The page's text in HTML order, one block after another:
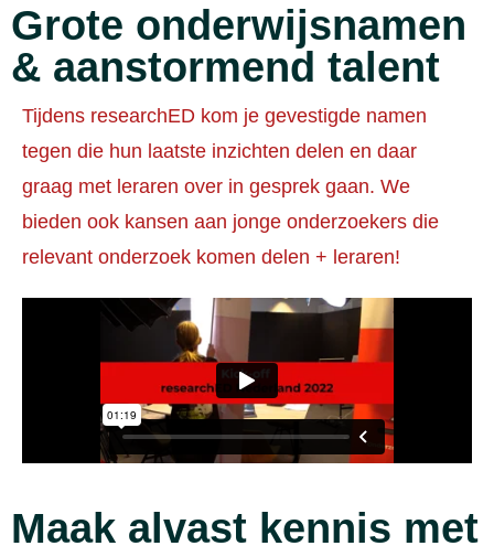
Grote onderwijsnamen
& aanstormend talent
Tijdens researchED kom je gevestigde namen
tegen die hun laatste inzichten delen en daar
graag met leraren over in gesprek gaan. We
bieden ook kansen aan jonge onderzoekers die
relevant onderzoek komen delen + leraren!
Maak alvast kennis met